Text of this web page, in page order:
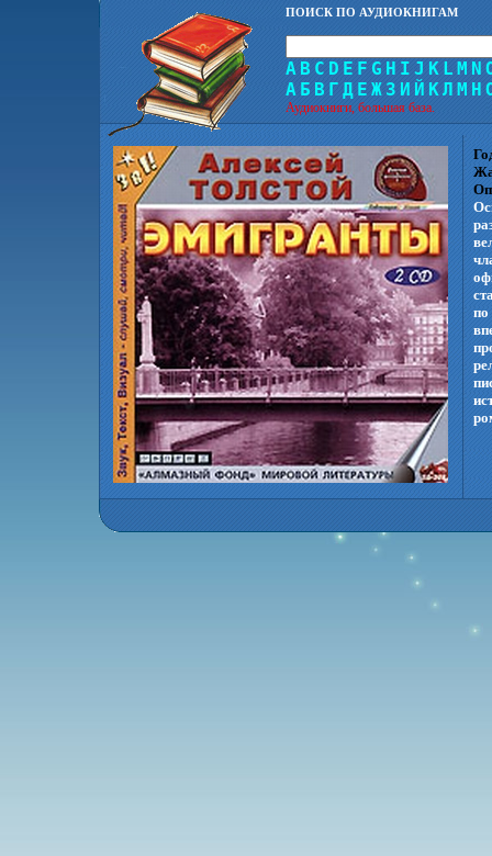
ПОИСК ПО АУДИОКНИГАМ
A B C D E F G H I J K L M N
А Б В Г Д Е Ж З И Й КЛ М Н
Аудиокниги, большая база.
по